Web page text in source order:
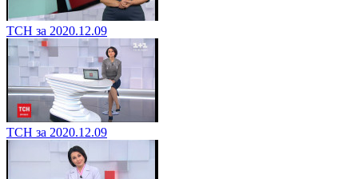
ТСН за 2020.12.09
ТСН за 2020.12.09